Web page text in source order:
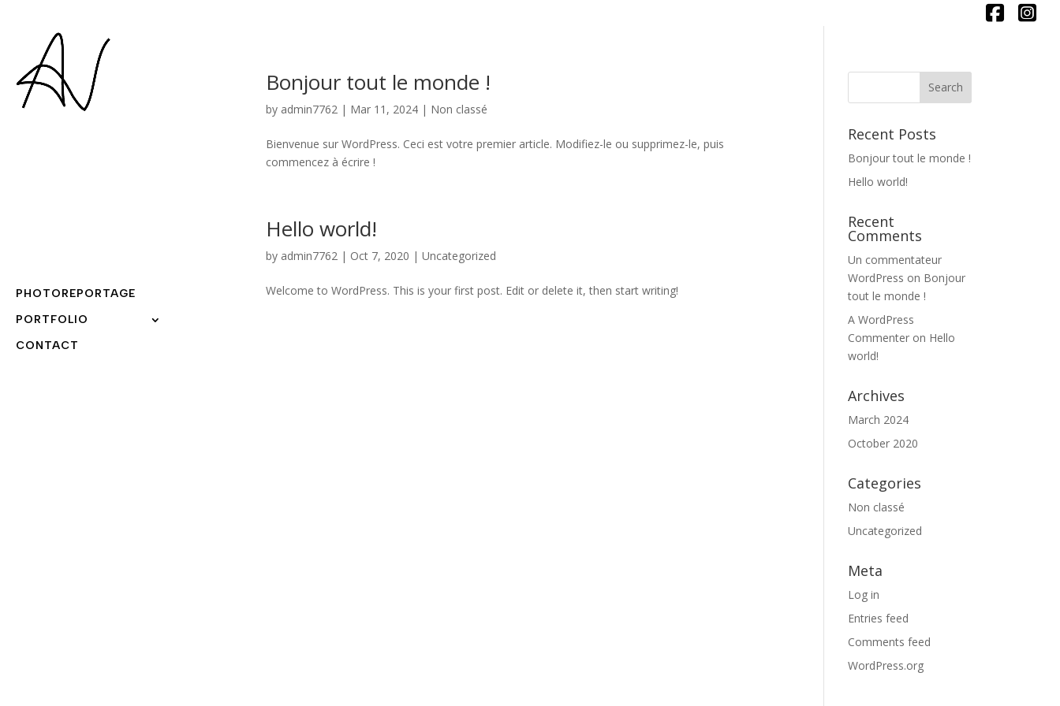
PHOTOREPORTAGE
PORTFOLIO
CONTACT
Bonjour tout le monde !
by admin7762 | Mar 11, 2024| Non classé
Bienvenue sur WordPress. Ceci est votre premier article. Modifiez-le ou supprimez-le, puis
commencez à écrire !
Hello world!
by admin7762 | Oct 7, 2020 | Uncategorized
Welcome to WordPress. This is your first post. Edit or delete it, then start writing!
Recent Posts
Bonjour tout le monde !
Hello world!
Recent
Comments
Un commentateur
WordPress on Bonjour
tout le monde !
A WordPress
Commenter on Hello
world!
Archives
March 2024
October 2020
Categories
Non classé
Uncategorized
Meta
Log in
Entries feed
Comments feed
WordPress.org